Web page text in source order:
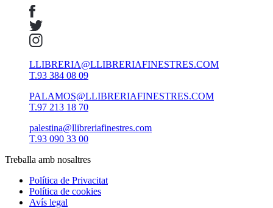
LLIBRERIA@LLIBRERIAFINESTRES.COM
T.93 384 08 09
PALAMOS@LLIBRERIAFINESTRES.COM
T.97 213 18 70
palestina@llibreriafinestres.com
T.93 090 33 00
Treballa amb nosaltres
Política de Privacitat
Política de cookies
Avís legal